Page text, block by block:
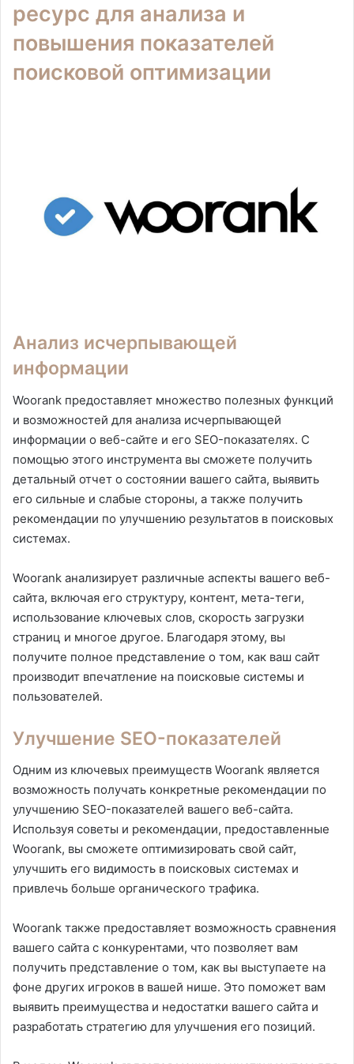
ресурс для анализа и
повышения показателей
поисковой оптимизации
Анализ исчерпывающей
информации
Woorank предоставляет множество полезных функций
и возможностей для анализа исчерпывающей
информации о веб-сайте и его SEO-показателях. С
помощью этого инструмента вы сможете получить
детальный отчет о состоянии вашего сайта, выявить
его сильные и слабые стороны, а также получить
рекомендации по улучшению результатов в поисковых
системах.
Woorank анализирует различные аспекты вашего веб-
сайта, включая его структуру, контент, мета-теги,
использование ключевых слов, скорость загрузки
страниц и многое другое. Благодаря этому, вы
получите полное представление о том, как ваш сайт
производит впечатление на поисковые системы и
пользователей.
Улучшение SEO-показателей
Одним из ключевых преимуществ Woorank является
возможность получать конкретные рекомендации по
улучшению SEO-показателей вашего веб-сайта.
Используя советы и рекомендации, предоставленные
Woorank, вы сможете оптимизировать свой сайт,
улучшить его видимость в поисковых системах и
привлечь больше органического трафика.
Woorank также предоставляет возможность сравнения
вашего сайта с конкурентами, что позволяет вам
получить представление о том, как вы выступаете на
фоне других игроков в вашей нише. Это поможет вам
выявить преимущества и недостатки вашего сайта и
разработать стратегию для улучшения его позиций.